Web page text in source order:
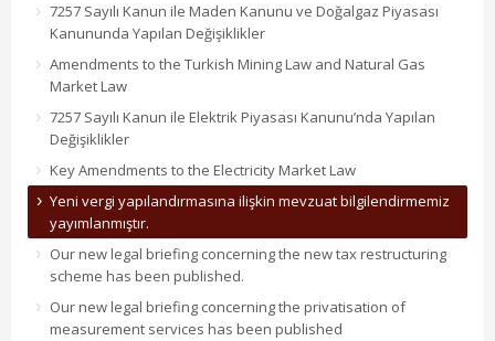
7257 Sayılı Kanun ile Maden Kanunu ve Doğalgaz Piyasası
Kanununda Yapılan Değişiklikler
Amendments to the Turkish Mining Law and Natural Gas
Market Law
7257 Sayılı Kanun ile Elektrik Piyasası Kanunu’nda Yapılan
Değişiklikler
Key Amendments to the Electricity Market Law
Yeni vergi yapılandırmasına ilişkin mevzuat bilgilendirmemiz
yayımlanmıştır.
Our new legal briefing concerning the new tax restructuring
scheme has been published.
Our new legal briefing concerning the privatisation of
measurement services has been published